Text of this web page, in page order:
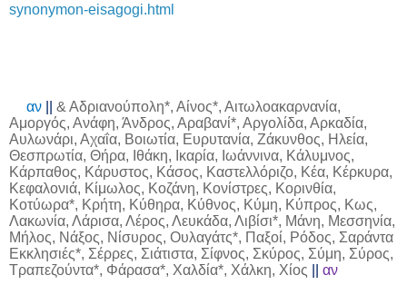
synonymon-eisagogi.html
αν|| & Αδριανούπολη*, Αίνος*, Αιτωλοακαρνανία,
Αμοργός, Ανάφη, Άνδρος, Αραβανί*, Αργολίδα, Αρκαδία,
Αυλωνάρι, Αχαΐα, Βοιωτία, Ευρυτανία, Ζάκυνθος, Ηλεία,
Θεσπρωτία, Θήρα, Ιθάκη, Ικαρία, Ιωάννινα, Κάλυμνος,
Κάρπαθος, Κάρυστος, Κάσος, Καστελλόριζο, Κέα, Κέρκυρα,
Κεφαλονιά, Κίμωλος, Κοζάνη, Κονίστρες, Κορινθία,
Κοτύωρα*, Κρήτη, Κύθηρα, Κύθνος, Κύμη, Κύπρος, Κως,
Λακωνία, Λάρισα, Λέρος, Λευκάδα, Λιβίσι*, Μάνη, Μεσσηνία,
Μήλος, Νάξος, Νίσυρος, Ουλαγάτς*, Παξοί, Ρόδος, Σαράντα
Εκκλησιές*, Σέρρες, Σιάτιστα, Σίφνος, Σκύρος, Σύμη, Σύρος,
Τραπεζούντα*, Φάρασα*, Χαλδία*, Χάλκη, Χίος
αν